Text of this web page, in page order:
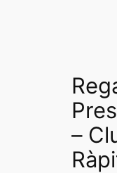
–